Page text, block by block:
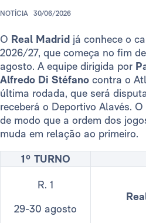
NOTÍCIA 30/06/2026
O Real Madrid já conhece o
2026/27, que começa no fim
agosto. A equipe dirigida por
Alfredo Di Stéfano contra o
última rodada, que será
receberá o Deportivo Alavés.
de modo que a ordem dos
muda em relação ao primeiro.
1º TURNO
R. 1
29-30 agosto